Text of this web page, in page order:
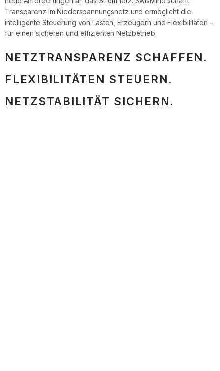
Transparenz im Niederspannungsnetz und ermöglicht die
intelligente Steuerung von Lasten, Erzeugern und Flexibilitäten –
für einen sicheren und effizienten Netzbetrieb.
NETZTRANSPARENZ SCHAFFEN.
FLEXIBILITÄTEN STEUERN.
NETZSTABILITÄT SICHERN.